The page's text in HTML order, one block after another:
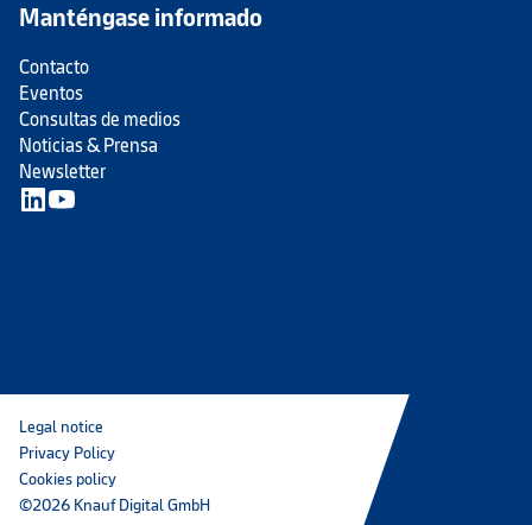
Manténgase informado
Contacto
Eventos
Consultas de medios
Noticias & Prensa
Newsletter
Legal notice
Privacy Policy
Cookies policy
©2026 Knauf Digital GmbH